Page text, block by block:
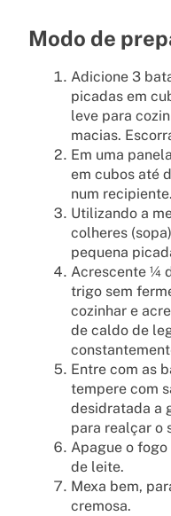
Modo de
Adicione 3
picadas em
leve para
macias.
Em uma
em cubos até
num recipiente.
Utilizando a
colheres
pequena
Acrescente ¼
trigo sem
cozinhar e
de caldo de
Entre com as
tempere com
desidratada a
para realçar o
Apague o fogo
de leite.
Mexa bem,
cremosa.